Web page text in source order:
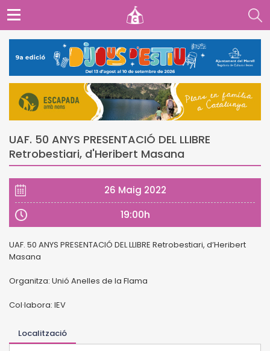
UAF. 50 ANYS PRESENTACIÓ DEL LLIBRE
Retrobestiari, d'Heribert Masana
26 Maig 2022
19:00h
UAF. 50 ANYS PRESENTACIÓ DEL LLIBRE Retrobestiari, d’Heribert
Masana
Organitza: Unió Anelles de la Flama
Col·labora: IEV
Localització